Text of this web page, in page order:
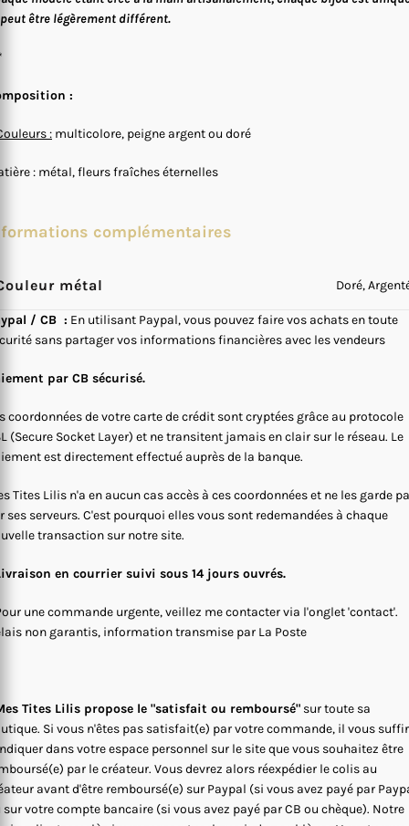
être légèrement différent.
:
: multicolore, peigne argent ou doré
: métal, fleurs fraîches éternelles
complémentaires
métal Doré,
/ CB : En utilisant Paypal, vous pouvez faire vos achats en toute
sans partager vos informations financières avec les vendeurs
par CB sécurisé.
coordonnées de votre carte de crédit sont cryptées grâce au protocole
(Secure Socket Layer) et ne transitent jamais en clair sur le réseau. Le
est directement effectué auprès de la banque.
Tites Lilis n'a en aucun cas accès à ces coordonnées et ne les garde
ses serveurs. C'est pourquoi elles vous sont redemandées à chaque
transaction sur notre site.
en courrier suivi sous 14 jours ouvrés.
une commande urgente, veillez me contacter via l'onglet 'contact'.
non garantis, information transmise par La Poste
Tites Lilis propose le "satisfait ou remboursé" sur toute sa
Si vous n'êtes pas satisfait(e) par votre commande, il vous
dans votre espace personnel sur le site que vous souhaitez être
par le créateur. Vous devrez alors réexpédier le colis au
avant d'être remboursé(e) sur Paypal (si vous avez payé par
sur votre compte bancaire (si vous avez payé par CB ou chèque). Notre